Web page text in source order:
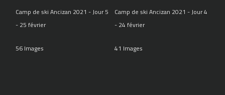
Camp de ski Ancizan 2021 - Jour 5
- 25 février
56 Images
Camp de ski Ancizan 2021 - Jour 4
- 24 février
41 Images